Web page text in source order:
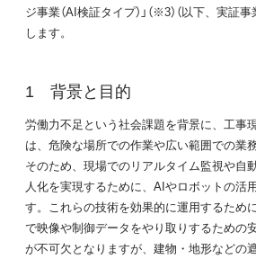
ジ事業（AI検証タイプ）」（※3）（以下、実証
します。
背景と目的
労働力不足という社会課題を背景に、工事
は、危険な場所での作業や広い範囲での業
そのため、現場でのリアルタイム監視や自
人化を実現するために、AIやロボットの活
す。これらの技術を効果的に運用するため
で映像や制御データをやり取りするための
が不可欠となりますが、建物・地形などの